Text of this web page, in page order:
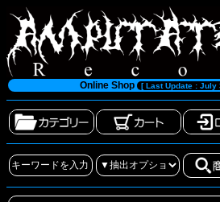
Online Shop [ Last Update : July